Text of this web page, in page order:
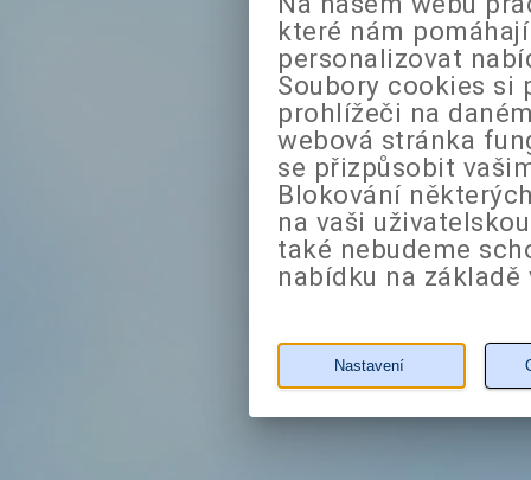
které nám
personalizovat
Soubory cookies si
prohlížeči na
webová stránka
se přizpůsobit
Blokování
na vaši
také nebudeme
nabídku na
Nastavení